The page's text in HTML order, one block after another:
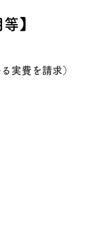
】
実費を請求）